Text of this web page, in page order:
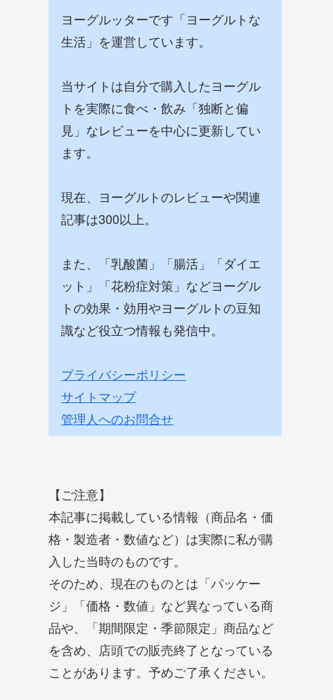
ヨーグルッターです「ヨーグルトな
生活」を運営しています。
当サイトは自分で購入したヨーグル
トを実際に食べ・飲み「独断と偏
見」なレビューを中心に更新してい
ます。
現在、ヨーグルトのレビューや関連
記事は300以上。
また、「乳酸菌」「腸活」「ダイエ
ット」「花粉症対策」などヨーグル
トの効果・効用やヨーグルトの豆知
識など役立つ情報も発信中。
プライバシーポリシー
サイトマップ
管理人へのお問合せ
【ご注意】
本記事に掲載している情報（商品名・価
格・製造者・数値など）は実際に私が購
入した当時のものです。
そのため、現在のものとは「パッケー
ジ」「価格・数値」など異なっている商
品や、「期間限定・季節限定」商品など
を含め、店頭での販売終了となっている
ことがあります。予めご了承ください。